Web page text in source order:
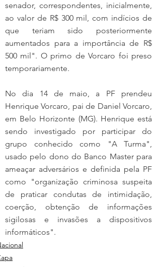
senador, correspondentes, inicialmente,
ao valor de R$ 300 mil, com indícios de
que teriam sido posteriormente
aumentados para a importância de R$
500 mil". O primo de Vorcaro foi preso
temporariamente.
No dia 14 de maio, a PF prendeu
Henrique Vorcaro, pai de Daniel Vorcaro,
em Belo Horizonte (MG). Henrique está
sendo investigado por participar do
grupo conhecido como "A Turma",
usado pelo dono do Banco Master para
ameaçar adversários e definida pela PF
como "organização criminosa suspeita
de praticar condutas de intimidação,
coerção, obtenção de informações
sigilosas e invasões a dispositivos
informáticos".